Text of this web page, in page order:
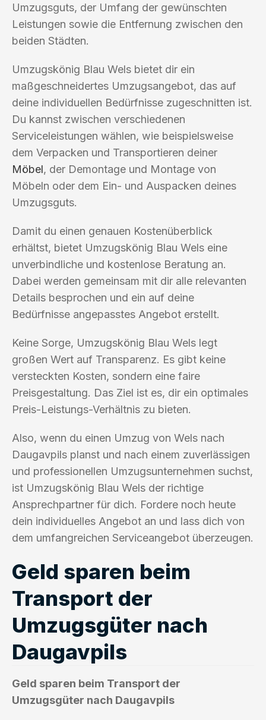
Umzugsguts, der Umfang der gewünschten
Leistungen sowie die Entfernung zwischen den
beiden Städten.
Umzugskönig Blau Wels bietet dir ein
maßgeschneidertes Umzugsangebot, das auf
deine individuellen Bedürfnisse zugeschnitten ist.
Du kannst zwischen verschiedenen
Serviceleistungen wählen, wie beispielsweise
dem Verpacken und Transportieren deiner
Möbel, der Demontage und Montage von
Möbeln oder dem Ein- und Auspacken deines
Umzugsguts.
Damit du einen genauen Kostenüberblick
erhältst, bietet Umzugskönig Blau Wels eine
unverbindliche und kostenlose Beratung an.
Dabei werden gemeinsam mit dir alle relevanten
Details besprochen und ein auf deine
Bedürfnisse angepasstes Angebot erstellt.
Keine Sorge, Umzugskönig Blau Wels legt
großen Wert auf Transparenz. Es gibt keine
versteckten Kosten, sondern eine faire
Preisgestaltung. Das Ziel ist es, dir ein optimales
Preis-Leistungs-Verhältnis zu bieten.
Also, wenn du einen Umzug von Wels nach
Daugavpils planst und nach einem zuverlässigen
und professionellen Umzugsunternehmen suchst,
ist Umzugskönig Blau Wels der richtige
Ansprechpartner für dich. Fordere noch heute
dein individuelles Angebot an und lass dich von
dem umfangreichen Serviceangebot überzeugen.
Geld sparen beim
Transport der
Umzugsgüter nach
Daugavpils
Geld sparen beim Transport der
Umzugsgüter nach Daugavpils